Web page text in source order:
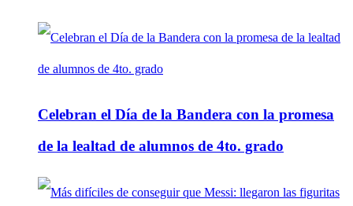
Celebran el Día de la Bandera con la promesa
de la lealtad de alumnos de 4to. grado